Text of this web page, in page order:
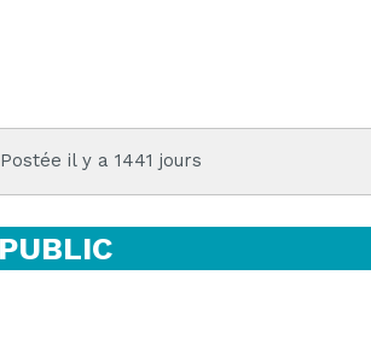
Postée il y a 1441 jours